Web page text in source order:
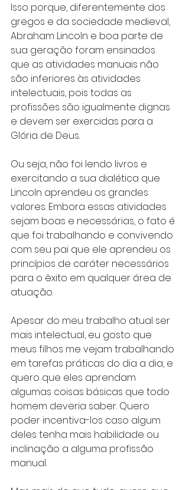
Isso porque, diferentemente dos
gregos e da sociedade medieval,
Abraham Lincoln e boa parte de
sua geração foram ensinados
que as atividades manuais não
são inferiores às atividades
intelectuais, pois todas as
profissões são igualmente dignas
e devem ser exercidas para a
Glória de Deus.
Ou seja, não foi lendo livros e
exercitando a sua dialética que
Lincoln aprendeu os grandes
valores. Embora essas atividades
sejam boas e necessárias, o fato é
que foi trabalhando e convivendo
com seu pai que ele aprendeu os
princípios de caráter necessários
para o êxito em qualquer área de
atuação.
Apesar do meu trabalho atual ser
mais intelectual, eu gosto que
meus filhos me vejam trabalhando
em tarefas práticas do dia a dia, e
quero que eles aprendam
algumas coisas básicas que todo
homem deveria saber. Quero
poder incentiva-los caso algum
deles tenha mais habilidade ou
inclinação a alguma profissão
manual.